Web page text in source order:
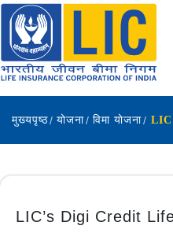
navigation
skip-to-content
मुख्यपृष्ठ योजना विमा योजना
LIC’s Digi Credit